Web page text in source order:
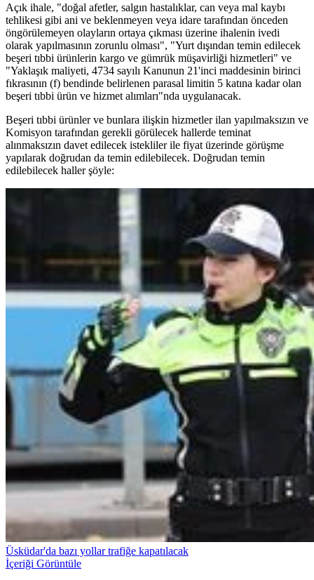
Açık ihale, "doğal afetler, salgın hastalıklar, can veya mal kaybı
tehlikesi gibi ani ve beklenmeyen veya idare tarafından önceden
öngörülemeyen olayların ortaya çıkması üzerine ihalenin ivedi
olarak yapılmasının zorunlu olması", "Yurt dışından temin edilecek
beşeri tıbbi ürünlerin kargo ve gümrük müşavirliği hizmetleri" ve
"Yaklaşık maliyeti, 4734 sayılı Kanunun 21'inci maddesinin birinci
fıkrasının (f) bendinde belirlenen parasal limitin 5 katına kadar olan
beşeri tıbbi ürün ve hizmet alımları"nda uygulanacak.
Beşeri tıbbi ürünler ve bunlara ilişkin hizmetler ilan yapılmaksızın ve
Komisyon tarafından gerekli görülecek hallerde teminat
alınmaksızın davet edilecek istekliler ile fiyat üzerinde görüşme
yapılarak doğrudan da temin edilebilecek. Doğrudan temin
edilebilecek haller şöyle:
Üsküdar'da bazı yollar trafiğe kapatılacak
İçeriği Görüntüle